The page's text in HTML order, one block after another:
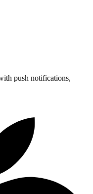
push notifications,